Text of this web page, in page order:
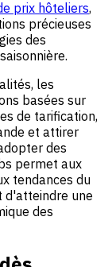
prix hôteliers,
précieuses
des
les
basées sur
de tarification,
et attirer
des
permet aux
tendances du
d'atteindre une
des